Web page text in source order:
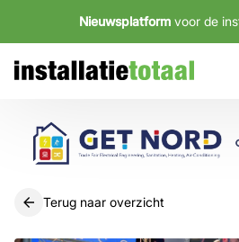
Nieuwsplatform voor de
Terug naar overzicht